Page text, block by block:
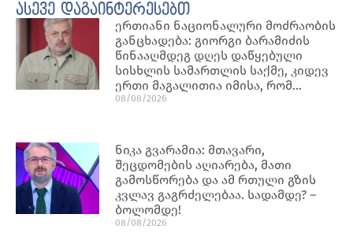
ასევე დაგაინტერესებთ
ერთიანი ნაციონალური მოძრაობის
განცხადება: გიორგი ბარამიძის
წინააღმდეგ დღეს დაწყებული
სისხლის სამართლის საქმე, კიდევ
ერთი მაგალითია იმისა, რომ…
08/08/2026
ნიკა გვარამია: მთავარი,
შეცდომების აღიარება, მათი
გამოსწორება და ამ რთული გზის
კვლავ გაგრძელებაა. სადამდე? –
ბოლომდე!
08/08/2026